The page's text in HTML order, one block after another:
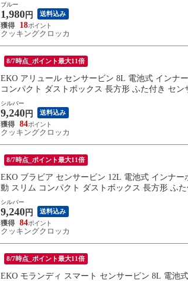
ブルー
1,980 円 送料込み
18
クッキングクロッカ
8/7時点_ポイント最大11倍
EKO アリュール センサービン 8L 電池式 インナ
コンパクト ダストボックス 長方形 ふた付き セ
シルバー
9,240 円 送料込み
84
クッキングクロッカ
8/7時点_ポイント最大11倍
EKO ブラビア センサービン 12L 電池式 インナ
動 スリム コンパクト ダストボックス 長方形 ふ
シルバー
9,240 円 送料込み
84
クッキングクロッカ
8/7時点_ポイント最大11倍
EKO モランディ スマート センサービン 8L 電池